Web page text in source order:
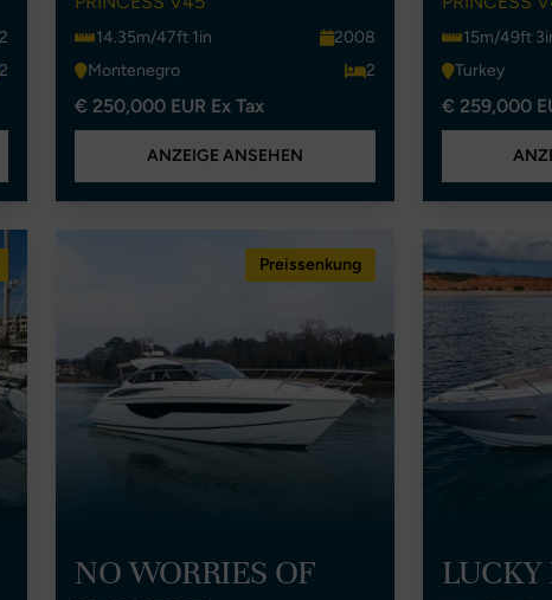
2
14.35m/47ft 1in
2008
Montenegro
2
€ 250,000 EUR Ex Tax
ANZEIGE ANSEHEN
15m/49ft
Turkey
€ 259,000
Preissenkung
NO WORRIES OF
LUCKY